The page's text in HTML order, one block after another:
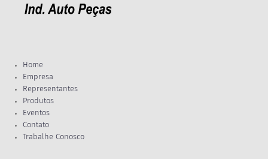
Home
Empresa
Representantes
Produtos
Eventos
Contato
Trabalhe Conosco